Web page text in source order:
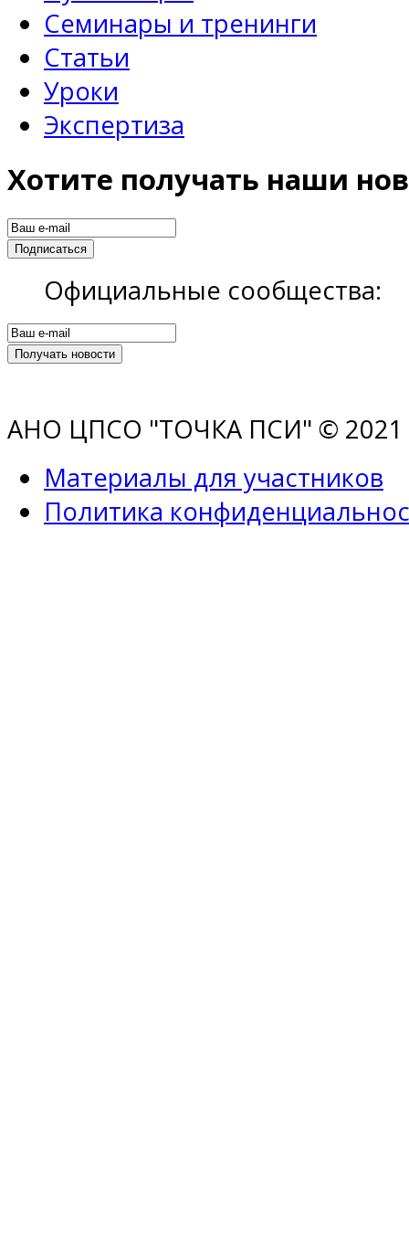
Семинары и тренинги
Статьи
Уроки
Экспертиза
Хотите получать наши
Официальные сообщества:
АНО ЦПСО "ТОЧКА ПСИ" © 2021
Материалы для участников
Политика